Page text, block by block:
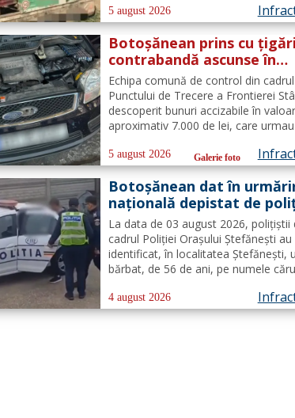
Ibănești. În urma verificărilor
către polițiști, s-a constatat faptul
acesta...
5 august 2026
Botoșănean prins cu
contrabandă ascunse în
mașină la PTF Stânca
Echipa comună de control din cadrul
Punctului de Trecere a Frontierei
descoperit bunuri accizabile în
aproximativ 7.000 de lei, care
Conform prevederilor legale,
fost sancționată contravențional cu
amendă în valoare de...
5 august 2026 Galerie foto
Botoșănean dat în
națională depistat de
la Ștefănești
La data de 03 august 2026, polițiștii
cadrul Poliției Orașului Ștefănești au
identificat, în localitatea Ștefănești,
bărbat, de 56 de ani, pe numele
pedepsei cu închisoarea. Acesta a
condamnat la 2 ani, 2 luni și 20 de
4 august 2026